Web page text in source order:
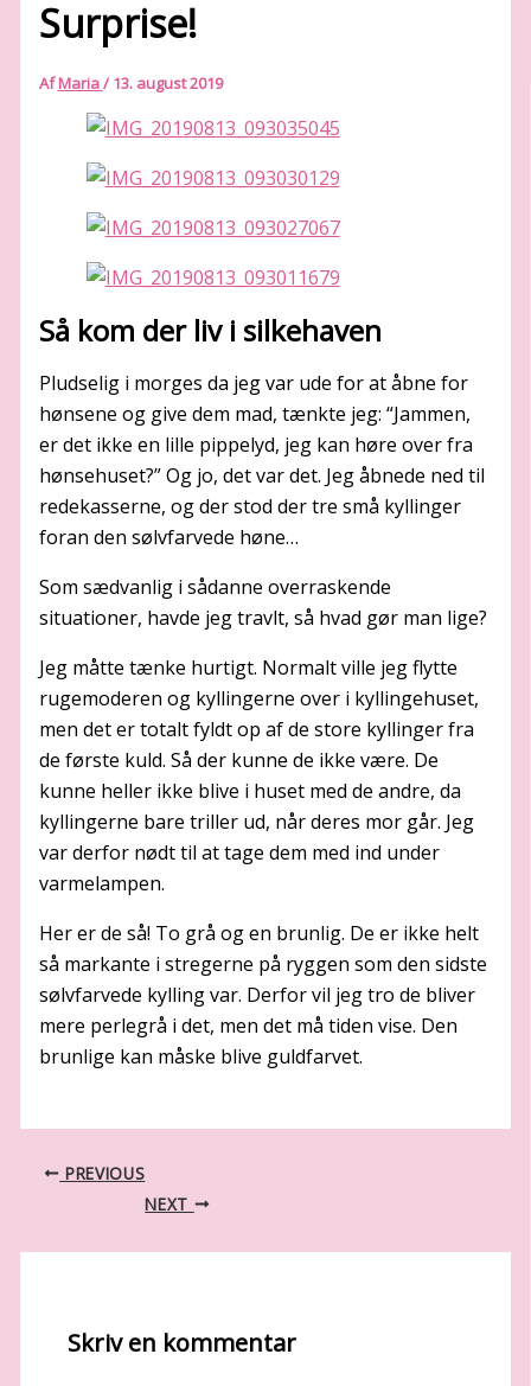
Surprise!
AfMaria/ 13. august 2019
Så kom der liv i silkehaven
Pludselig i morges da jeg var ude for at åbne for
hønsene og give dem mad, tænkte jeg: “Jammen,
er det ikke en lille pippelyd, jeg kan høre over fra
hønsehuset?” Og jo, det var det. Jeg åbnede ned til
redekasserne, og der stod der tre små kyllinger
foran den sølvfarvede høne…
Som sædvanlig i sådanne overraskende
situationer, havde jeg travlt, så hvad gør man lige?
Jeg måtte tænke hurtigt. Normalt ville jeg flytte
rugemoderen og kyllingerne over i kyllingehuset,
men det er totalt fyldt op af de store kyllinger fra
de første kuld. Så der kunne de ikke være. De
kunne heller ikke blive i huset med de andre, da
kyllingerne bare triller ud, når deres mor går. Jeg
var derfor nødt til at tage dem med ind under
varmelampen.
Her er de så! To grå og en brunlig. De er ikke helt
så markante i stregerne på ryggen som den sidste
sølvfarvede kylling var. Derfor vil jeg tro de bliver
mere perlegrå i det, men det må tiden vise. Den
brunlige kan måske blive guldfarvet.
PREVIOUS
NEXT
Skriv en kommentar